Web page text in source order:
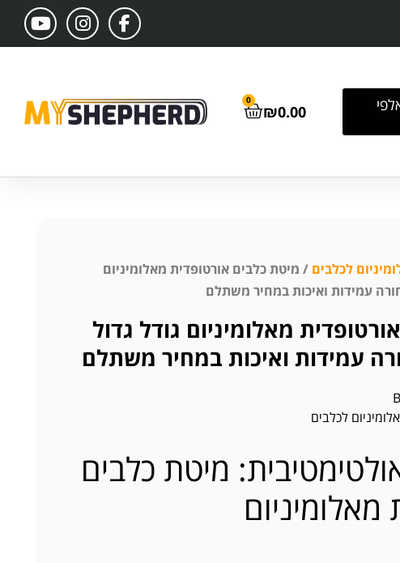
₪0.00
0
לכלבים / מיטת כלבים אורטופדית מאלומיניום
מאלומיניום גודל גדול
לכלבים
מיטת כלבים
מאלומיניום